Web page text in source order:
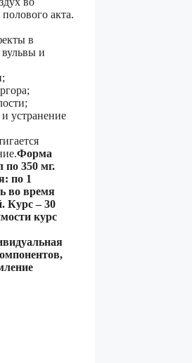
акта.
в
вульвы и
устранение
Форма
по 350 мг.
по 1
во время
Курс – 30
курс